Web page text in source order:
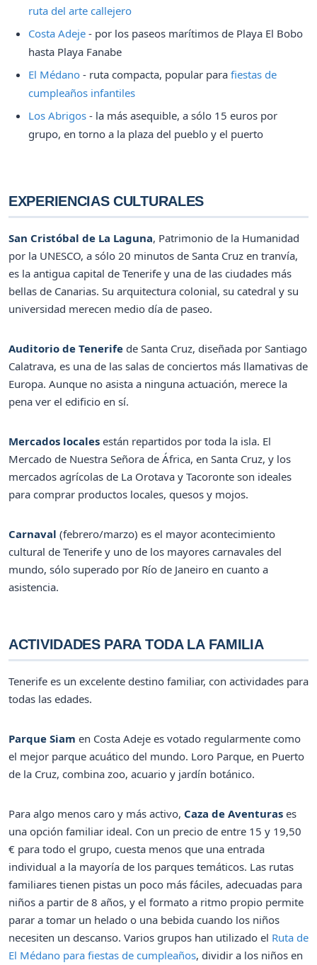
ruta del arte callejero
Costa Adeje - por los paseos marítimos de Playa El Bobo
hasta Playa Fanabe
El Médano - ruta compacta, popular para fiestas de
cumpleaños infantiles
Los Abrigos - la más asequible, a sólo 15 euros por
grupo, en torno a la plaza del pueblo y el puerto
EXPERIENCIAS CULTURALES
San Cristóbal de La Laguna, Patrimonio de la Humanidad
por la UNESCO, a sólo 20 minutos de Santa Cruz en tranvía,
es la antigua capital de Tenerife y una de las ciudades más
bellas de Canarias. Su arquitectura colonial, su catedral y su
universidad merecen medio día de paseo.
Auditorio de Tenerife de Santa Cruz, diseñada por Santiago
Calatrava, es una de las salas de conciertos más llamativas de
Europa. Aunque no asista a ninguna actuación, merece la
pena ver el edificio en sí.
Mercados locales están repartidos por toda la isla. El
Mercado de Nuestra Señora de África, en Santa Cruz, y los
mercados agrícolas de La Orotava y Tacoronte son ideales
para comprar productos locales, quesos y mojos.
Carnaval (febrero/marzo) es el mayor acontecimiento
cultural de Tenerife y uno de los mayores carnavales del
mundo, sólo superado por Río de Janeiro en cuanto a
asistencia.
ACTIVIDADES PARA TODA LA FAMILIA
Tenerife es un excelente destino familiar, con actividades para
todas las edades.
Parque Siam en Costa Adeje es votado regularmente como
el mejor parque acuático del mundo. Loro Parque, en Puerto
de la Cruz, combina zoo, acuario y jardín botánico.
Para algo menos caro y más activo, Caza de Aventuras es
una opción familiar ideal. Con un precio de entre 15 y 19,50
€ para todo el grupo, cuesta menos que una entrada
individual a la mayoría de los parques temáticos. Las rutas
familiares tienen pistas un poco más fáciles, adecuadas para
niños a partir de 8 años, y el formato a ritmo propio permite
parar a tomar un helado o una bebida cuando los niños
necesiten un descanso. Varios grupos han utilizado el Ruta de
El Médano para fiestas de cumpleaños, dividir a los niños en